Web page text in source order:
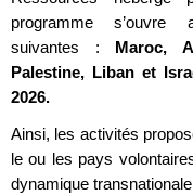
programme s’ouvre
suivantes : Maroc,
Palestine, Liban et
2026.
Ainsi, les activités
le ou les pays
dynamique